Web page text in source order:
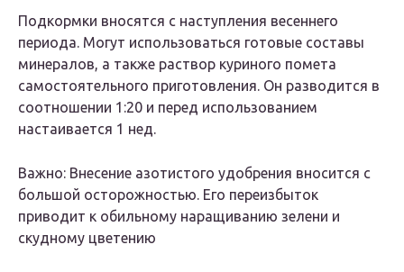
Подкормки вносятся с наступления весеннего
периода. Могут использоваться готовые составы
минералов, а также раствор куриного помета
самостоятельного приготовления. Он разводится в
соотношении 1:20 и перед использованием
настаивается 1 нед.
Важно: Внесение азотистого удобрения вносится с
большой осторожностью. Его переизбыток
приводит к обильному наращиванию зелени и
скудному цветению